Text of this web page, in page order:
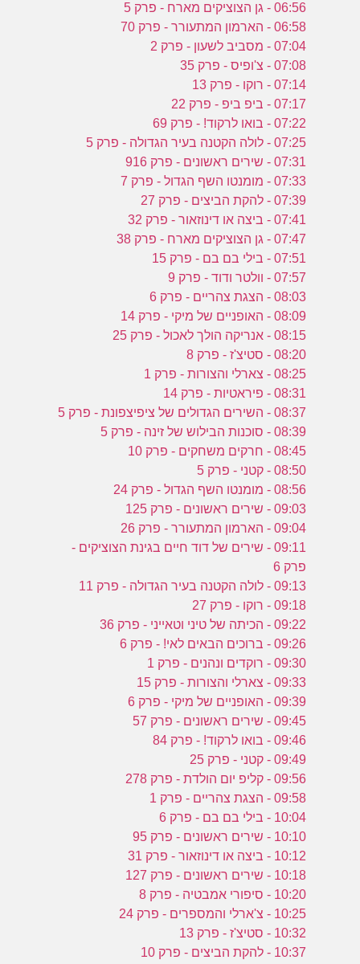
06:56 - גן הצוציקים מארח - פרק 5
06:58 - הארמון המתעורר - פרק 70
07:04 - מסביב לשעון - פרק 2
07:08 - צ'ופיס - פרק 35
07:14 - רוקו - פרק 13
07:17 - ביפ ביפ - פרק 22
07:22 - בואו לרקוד! - פרק 69
07:25 - לולה הקטנה בעיר הגדולה - פרק 5
07:31 - שירים ראשונים - פרק 916
07:33 - מומנטו השף הגדול - פרק 7
07:39 - להקת הביצים - פרק 27
07:41 - ביצה או דינוזאור - פרק 32
07:47 - גן הצוציקים מארח - פרק 38
07:51 - בילי בם בם - פרק 15
07:57 - וולטר ודוד - פרק 9
08:03 - הצגת צהריים - פרק 6
08:09 - האופניים של מיקי - פרק 14
08:15 - אנריקה הולך לאכול - פרק 25
08:20 - סטיצ'ז - פרק 8
08:25 - צארלי והצורות - פרק 1
08:31 - פיראטיות - פרק 14
08:37 - השירים הגדולים של ציפיצפונת - פרק 5
08:39 - סוכנות הבילוש של זינה - פרק 5
08:45 - חרקים משחקים - פרק 10
08:50 - קטני - פרק 5
08:56 - מומנטו השף הגדול - פרק 24
09:03 - שירים ראשונים - פרק 125
09:04 - הארמון המתעורר - פרק 26
09:11 - שירים של דוד חיים בגינת הצוציקים -
פרק 6
09:13 - לולה הקטנה בעיר הגדולה - פרק 11
09:18 - רוקו - פרק 27
09:22 - הכיתה של טיני וטאייני - פרק 36
09:26 - ברוכים הבאים לאי! - פרק 6
09:30 - רוקדים ונהנים - פרק 1
09:33 - צארלי והצורות - פרק 15
09:39 - האופניים של מיקי - פרק 6
09:45 - שירים ראשונים - פרק 57
09:46 - בואו לרקוד! - פרק 84
09:49 - קטני - פרק 25
09:56 - קליפ יום הולדת - פרק 278
09:58 - הצגת צהריים - פרק 1
10:04 - בילי בם בם - פרק 6
10:10 - שירים ראשונים - פרק 95
10:12 - ביצה או דינוזאור - פרק 31
10:18 - שירים ראשונים - פרק 127
10:20 - סיפורי אמבטיה - פרק 8
10:25 - צ'ארלי והמספרים - פרק 24
10:32 - סטיצ'ז - פרק 13
10:37 - להקת הביצים - פרק 10